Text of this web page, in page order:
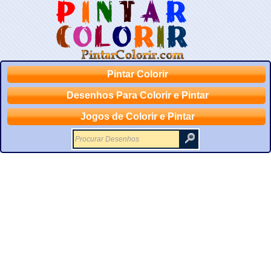
Pintar Colorir
Desenhos Para Colorir e Pintar
Jogos de Colorir e Pintar